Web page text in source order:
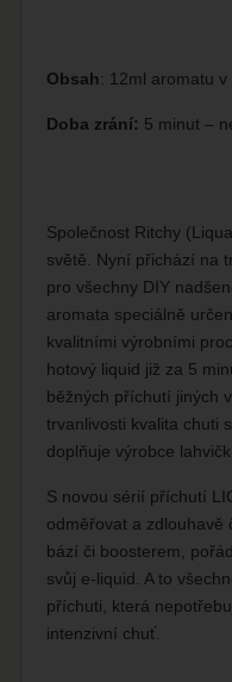
Obsah: 12ml aromatu v
Doba zrání: 5 minut –
Společnost Ritchy
světě. Nyní přichází na
pro všechny DIY
aromata speciálně
kvalitními výrobními
hotový liquid již za 5
běžných příchutí jiných
trvanlivosti kvalita chuti
doplňuje výrobce
S novou sérií příchutí
odměřovat a zdlouhavě
bází či boosterem,
svůj e-liquid. A to
příchuti, která
intenzivní chuť.